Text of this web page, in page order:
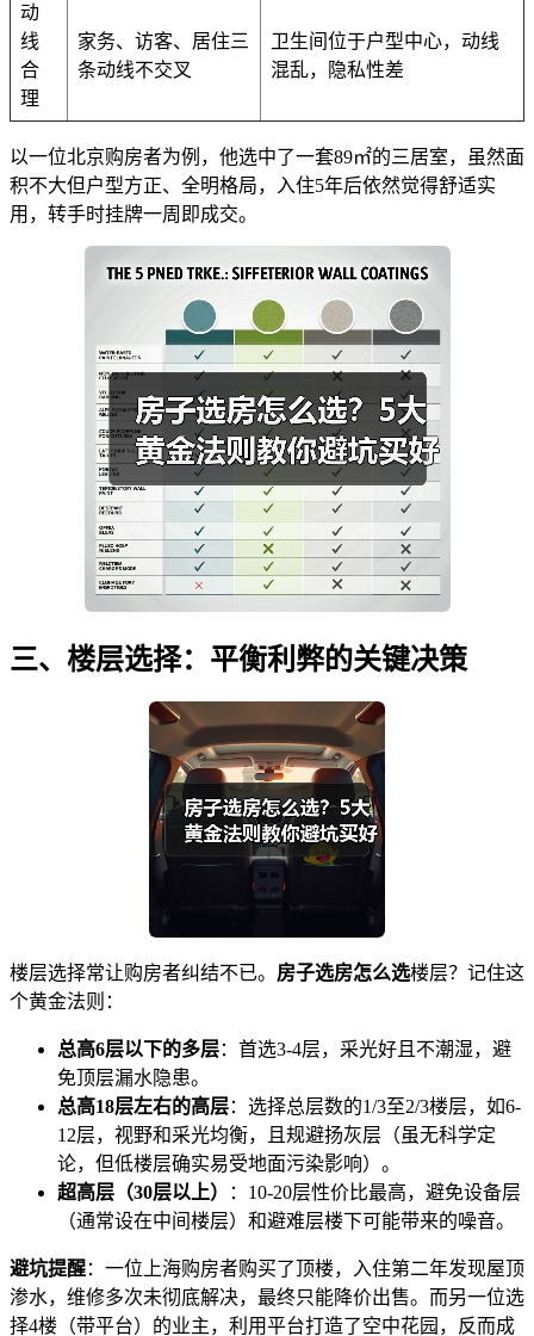
动
线
合
理
家务、访客、居住三
条动线不交叉
卫生间位于户型中心，动线
混乱，隐私性差
以一位北京购房者为例，他选中了一套89㎡的三居室，虽然面
积不大但户型方正、全明格局，入住5年后依然觉得舒适实
用，转手时挂牌一周即成交。
三、楼层选择：平衡利弊的关键决策
楼层选择常让购房者纠结不已。 房子选房怎么选楼层？记住这
个黄金法则：
总高6层以下的多层：首选3-4层，采光好且不潮湿，避
免顶层漏水隐患。
总高18层左右的高层：选择总层数的1/3至2/3楼层，如6-
12层，视野和采光均衡，且规避扬灰层（虽无科学定
论，但低楼层确实易受地面污染影响）。
超高层（30层以上）
：10-20层性价比最高，避免设备层
（通常设在中间楼层）和避难层楼下可能带来的噪音。
避坑提醒：一位上海购房者购买了顶楼，入住第二年发现屋顶
渗水，维修多次未彻底解决，最终只能降价出售。而另一位选
择4楼（带平台）的业主，利用平台打造了空中花园，反而成